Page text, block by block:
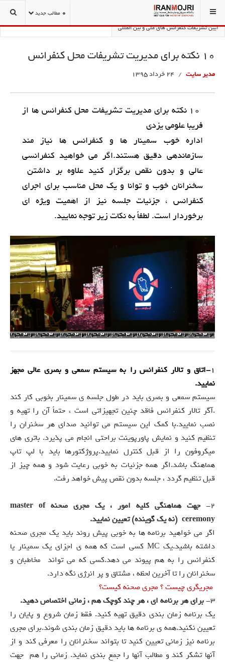
0 مطالب جدید شما اینجا هستید:
تشریفات و تشکیلات کنفرانس
آیین تشریفات کنفرانس های ملی و بین المللی
10 نکته برای مدیریت تشریفات محل کنفرانس
مدیر سایت 24 خرداد 1395
10 نکته برای مدیریت تشریفات محل کنفرانس ها از
فریبا علومی یزدی
اداره خوب سمینار ها و کنفرانس ها نیاز مند
سازماندهی دقیق هستند.اگر می خواهید کنفرانسی
عالی و بدون نقص برگزار کنید علاوه بر داشتن
سخنرانان خوب و توانا و یک محل مناسب برای اجرای
کنفرانس ، جزئیات جلسه نیز از اهمیت ویژه ای
برخوردار است. لطفاً به نکات زیر توجه نمایید.
1-اتاق و تالار کنفرانس را به سیستم سمعی و بصری عالی مجهز
نمایید.
سیستم سمعی و بصری باید در طول جلسه ی سمینار بخوبی کار کند
.آگر تالار کنفرانس فاقد چنین تجهیزاتی است ، حتماً آن را تهیه و
نصب نمایید.با کمک این سیستم می توانید صدای هر سخنران را
تنظیم کنید و نمایش پاورپوینت براحتی انجام می پذیرد. باتری های
میکروفون را از قبل کنترل نمایید.پروژکتورها باید با لپ تاپ
هماهنگ باشد.اگر همه جزئیات به خوبی رعایت شود و همه چیز از
قبل تنظیم گردد ، جلسه بدون نقص پیش خواهد رفت.
2-
جهت هماهنگی کلیه امور ، یک مجری صحنه master of
ceremony (نه یک گوینده) تعیین نمایید.
اگر می خواهید برنامه ها به خوبی پیش روند باید یک مجری صحنه
داشته باشید.یک MC کسی است که همه ی اجزای یک سمینار یا
کنفرانس را به هم پیوند می دهد.کسی که می تواند مخاطبان و
سخنرانان را تا آخرین لحظه ، مشتاق و پر انرژی نگه دارد.
مجريگری چيست ؟ مجری صحنه کیست؟
3- برای هر برنامه ای ، هر چند کوچک هم ، زمانی اختصاص دهید.
یک برنامه زمان بندی دقیق تهیه کنید. فقط زمان شروع و پایان را
تعیین نکنید.همه ی برنامه ها باید دقیق زمان بندی شوند.برای مجری
برنامه نیز زمانی تعیین کنید تا بتواند سخنرانان را معرفی کند و از
آنها تشکر کند و مطالب آنها را جمع بندی نماید. زمانی را هم جهت